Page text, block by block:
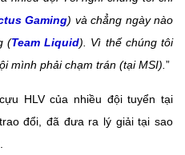
Gaming) và chẳng ngày nào
(Team Liquid). Vì thế chúng tôi
mình phải chạm trán (tại MSI). ”
HLV của nhiều đội tuyển tại
đổi, đã đưa ra lý giải tại sao